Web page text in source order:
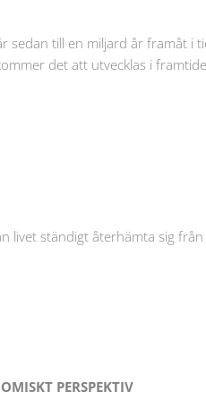
till en miljard år framåt i
det att utvecklas i
livet ständigt återhämta sig
PERSPEKTIV